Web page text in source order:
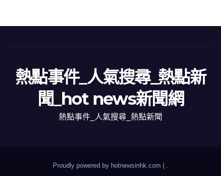
熱點事件_人氣搜尋_熱點新
聞_hot news新聞網
熱點事件_人氣搜尋_熱點新聞
Proudly powered by hotnewsinhk.com |